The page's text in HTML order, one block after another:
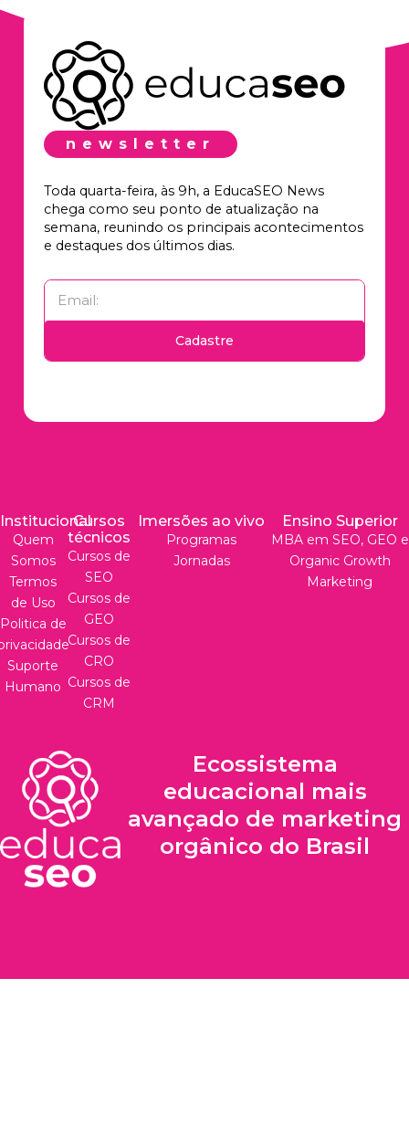
newsletter
Toda quarta-feira, às 9h, a EducaSEO News
chega como seu ponto de atualização na
semana, reunindo os principais acontecimentos
e destaques dos últimos dias.
Cadastre
Institucional
Quem
Somos
Termos
de Uso
Politica de
Suporte
Humano
Cursos
técnicos
Cursos de
SEO
Cursos de
GEO
Cursos de
CRO
Cursos de
CRM
Imersões ao vivo
Programas
Jornadas
Ensino Superior
MBA em SEO, GEO e
Organic Growth
Marketing
Ecossistema
educacional mais
avançado de marketing
orgânico do Brasil